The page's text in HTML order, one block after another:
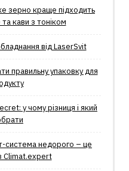
зерно краще підходить
кави з тоніком
від LaserSvit
правильну упаковку для
у чому різниця і який
система недорого – це
Climat.еxpert